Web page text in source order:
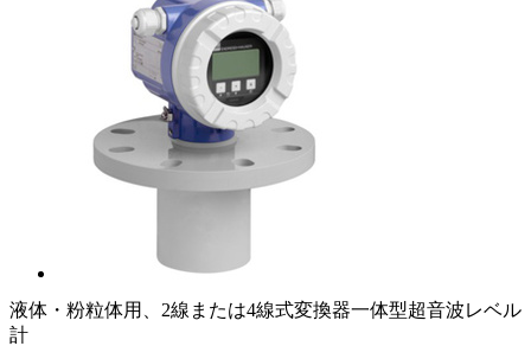
液体・粉粒体用、2線または4線式変換器一体型超音波レベル
計